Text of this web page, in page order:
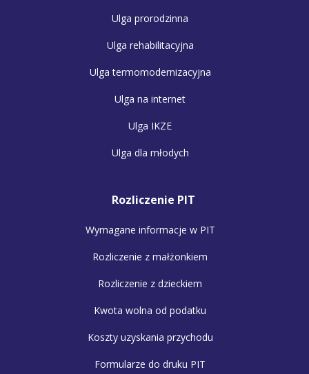
Ulga prorodzinna
Ulga rehabilitacyjna
Ulga termomodernizacyjna
Ulga na internet
Ulga IKZE
Ulga dla młodych
Rozliczenie PIT
Wymagane informacje w PIT
Rozliczenie z małżonkiem
Rozliczenie z dzieckiem
Kwota wolna od podatku
Koszty uzyskania przychodu
Formularze do druku PIT